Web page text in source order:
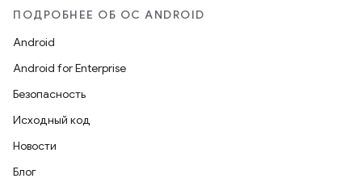
ПОДРОБНЕЕ ОБ ОС ANDROID
Android
Android for Enterprise
Безопасность
Исходный код
Новости
Блог